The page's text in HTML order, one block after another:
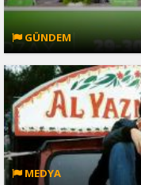
GÜNDEM
MEDYA